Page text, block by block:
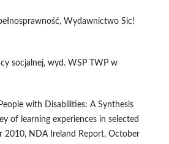
Wydawnictwo Sic!
socjalnej, wyd. WSP TWP w
with Disabilities: A Synthesis
of learning experiences in selected
2010, NDA Ireland Report, October